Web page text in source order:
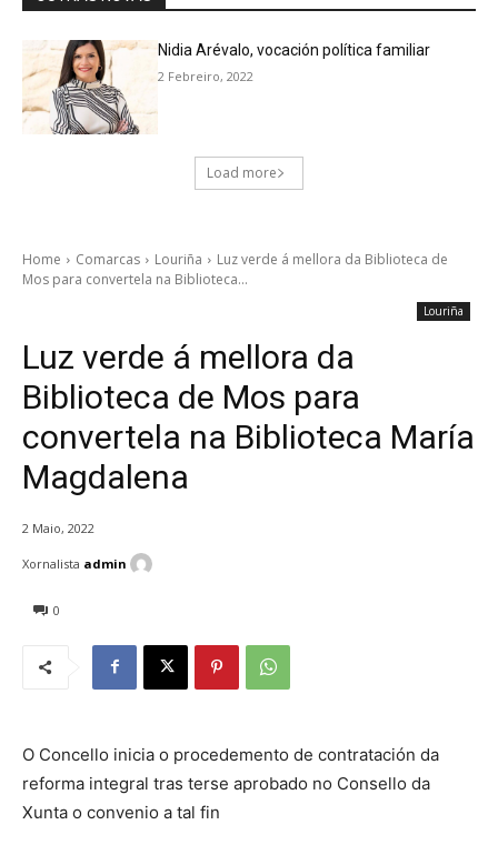
Nidia Arévalo, vocación política familiar
2 Febreiro, 2022
Load more